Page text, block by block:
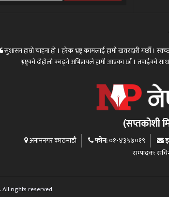
सुशासन हाम्रो चाहना हो । हरेक भ्रष्ट्र कामलाई हामी खवरदारी गर्छौ ।
भ्रष्ट्रको दोहोलो काढ्ने अभिप्रायले हामी आएका छौं । तपाईको
(सप्तकोशी
अनामनगर काठमाडौं फोन:०१-४३५७०१९
सम्पादक:
. All rights reserved